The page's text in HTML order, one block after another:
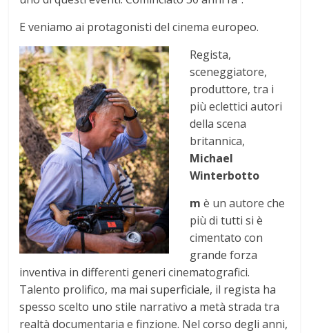
E veniamo ai protagonisti del cinema europeo.
Regista,
sceneggiatore,
produttore, tra i
più eclettici autori
della scena
britannica,
Michael
Winterbotto
m è un autore che
più di tutti si è
cimentato con
grande forza
inventiva in differenti generi cinematografici.
Talento prolifico, ma mai superficiale, il regista ha
spesso scelto uno stile narrativo a metà strada tra
realtà documentaria e finzione. Nel corso degli anni,